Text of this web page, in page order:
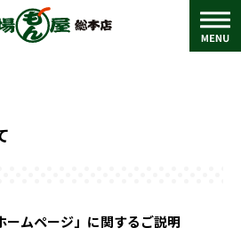
ムページ」に関するご説明